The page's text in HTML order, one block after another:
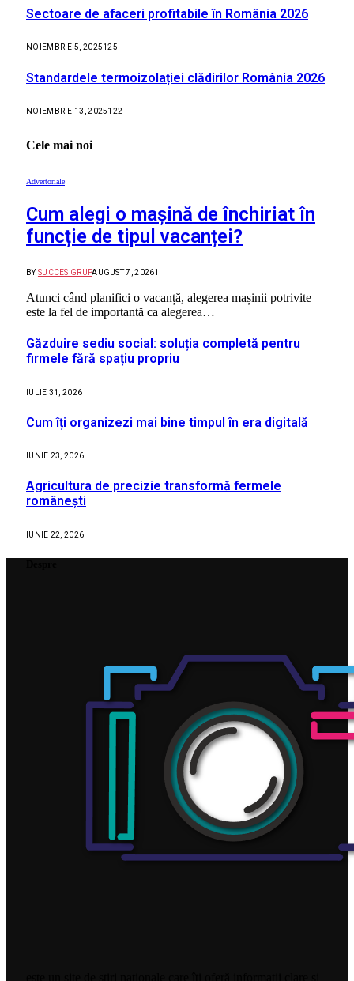
Sectoare de afaceri profitabile în România 2026
NOIEMBRIE 5, 2025125
Standardele termoizolației clădirilor România 2026
NOIEMBRIE 13, 2025122
Cele mai noi
Advertoriale
Cum alegi o mașină de închiriat în
funcție de tipul vacanței?
BY SUCCES GRUPAUGUST 7, 20261
Atunci când planifici o vacanță, alegerea mașinii potrivite
este la fel de importantă ca alegerea…
Găzduire sediu social: soluția completă pentru
firmele fără spațiu propriu
IULIE 31, 2026
Cum îți organizezi mai bine timpul în era digitală
IUNIE 23, 2026
Agricultura de precizie transformă fermele
românești
IUNIE 22, 2026